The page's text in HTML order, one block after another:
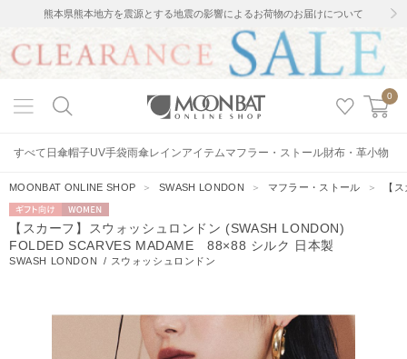
熊本県熊本地方を震源とする地震の影響によるお荷物のお届けについて
0
すべて 日傘帽子UV手袋雨傘レインアイテムマフラー・ストール財布・革小物
MOONBAT ONLINE SHOP ＞SWASH LONDON ＞ マフラー・ストール ＞ 【
ギフト向
け
WOMEN
【スカーフ】スウォッシュロンドン (SWASH LONDON)
FOLDED SCARVES MADAME 88×88 シルク 日本製
SWASH LONDON / スウォッシュロンドン